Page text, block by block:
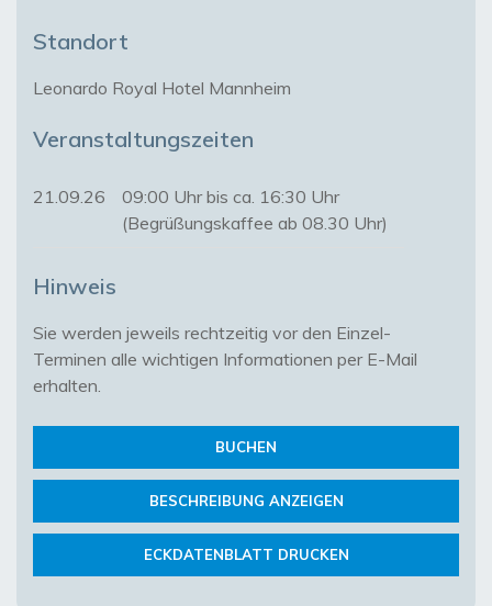
Standort
Leonardo Royal Hotel Mannheim
Veranstaltungszeiten
21.09.26
09:00 Uhr bis ca. 16:30 Uhr
(Begrüßungskaffee ab 08.30 Uhr)
Hinweis
Sie werden jeweils rechtzeitig vor den Einzel-
Terminen alle wichtigen Informationen per E-Mail
erhalten.
BUCHEN
BESCHREIBUNG ANZEIGEN
ECKDATENBLATT DRUCKEN